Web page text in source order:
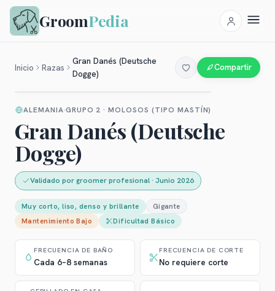
GroomPedia
Inicio Razas
Gran Danés (Deutsche
Dogge)
Compartir
ALEMANIA GRUPO 2 · MOLOSOS (TIPO MASTÍN)
Gran Danés (Deutsche
Dogge)
Validado por groomer profesional· Junio 2026
Muy corto, liso, denso y brillante
Gigante
MantenimientoBajo DificultadBásico
FRECUENCIA DE BAÑO
Cada 6–8 semanas
FRECUENCIA DE CORTE
No requiere corte